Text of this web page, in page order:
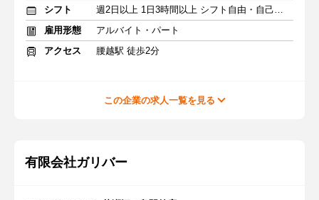
シフト
週2日以上 1日3時間以上 シフト自由・自己申告
雇用形態
アルバイト・パート
アクセス
腰越駅 徒歩2分
この企業の求人一覧を見る
有限会社ガリバー